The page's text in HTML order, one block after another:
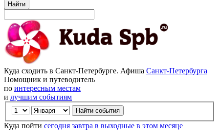
Найти
Куда сходить в Санкт-Петербурге. Афиша Санкт-Петербурга
Помощник и путеводитель
по интересным местам
и лучшим событиям
Куда пойти сегодня завтра в выходные в этом месяце